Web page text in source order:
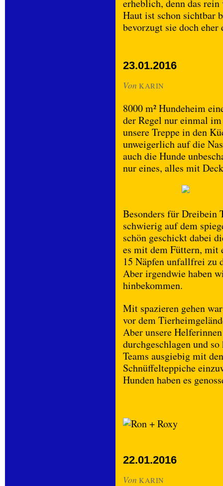
erheblich, denn das
Haut ist schon sichtbar
bevorzugt sie doch
23.01.2016
Von KARIN
8000 m² Hundeheim
der Regel nur einmal
unsere Treppe in den
unweigerlich auf die
auch die Hunde
nur eines, alles mit
Besonders für Dreibein
schwierig auf dem
schön geschickt dabei
es mit dem Füttern, mit
15 Näpfen unfallfrei zu
Aber irgendwie haben
hinbekommen.
Mit spazieren gehen
vor dem
Aber unsere
durchgeschlagen und
Teams ausgiebig mit
Schnüffelteppiche
Hunden haben es
22.01.2016
Von KARIN